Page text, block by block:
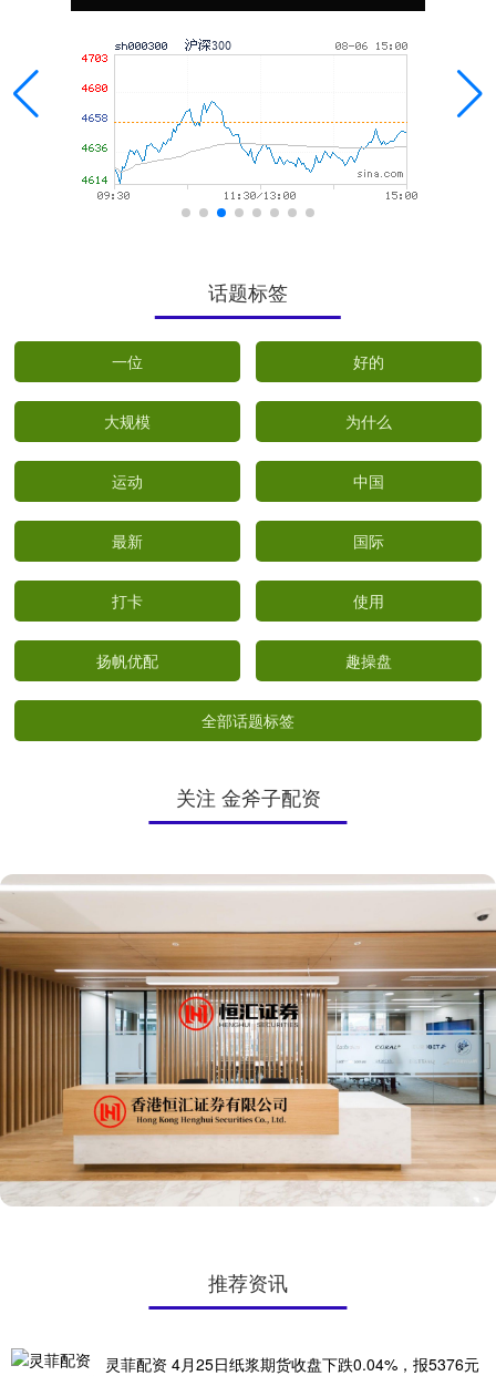
话题标签
一位 好的
大规模 为什么
运动 中国
最新 国际
打卡 使用
扬帆优配 趣操盘
全部话题标签
关注 金斧子配资
推荐资讯
灵菲配资 4月25日纸浆期货收盘下跌0.04%，报5376元